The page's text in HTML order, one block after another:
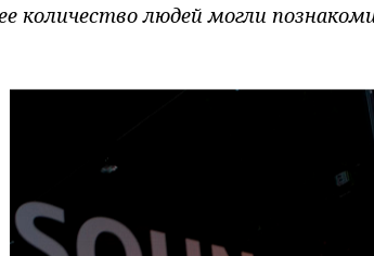
количество людей могли